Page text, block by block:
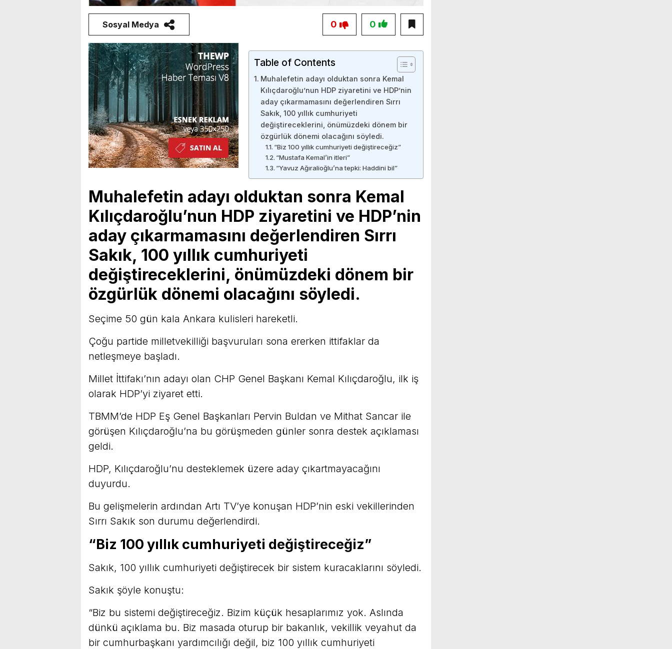
Sosyal Medya 0
0
Table of Contents
Muhalefetin adayı olduktan sonra Kemal
Kılıçdaroğlu’nun HDP ziyaretini ve HDP’nin
aday çıkarmamasını değerlendiren Sırrı
Sakık, 100 yıllık cumhuriyeti
değiştireceklerini, önümüzdeki dönem bir
özgürlük dönemi olacağını söyledi.
“Biz 100 yıllık cumhuriyeti değiştireceğiz”
“Mustafa Kemal’in itleri”
“Yavuz Ağıralioğlu’na tepki: Haddini bil”
Muhalefetin adayı olduktan sonra Kemal
Kılıçdaroğlu’nun HDP ziyaretini ve HDP’nin
aday çıkarmamasını değerlendiren Sırrı
Sakık, 100 yıllık cumhuriyeti
değiştireceklerini, önümüzdeki dönem bir
özgürlük dönemi olacağını söyledi.
Seçime 50 gün kala Ankara kulisleri hareketli.
Çoğu partide milletvekilliği başvuruları sona ererken ittifaklar da
netleşmeye başladı.
Millet İttifakı’nın adayı olan CHP Genel Başkanı Kemal Kılıçdaroğlu, ilk iş
olarak HDP’yi ziyaret etti.
TBMM’de HDP Eş Genel Başkanları Pervin Buldan ve Mithat Sancar ile
görüşen Kılıçdaroğlu’na bu görüşmeden günler sonra destek açıklaması
geldi.
HDP, Kılıçdaroğlu’nu desteklemek üzere aday çıkartmayacağını
duyurdu.
Bu gelişmelerin ardından Artı TV’ye konuşan HDP’nin eski vekillerinden
Sırrı Sakık son durumu değerlendirdi.
“Biz 100 yıllık cumhuriyeti değiştireceğiz”
Sakık, 100 yıllık cumhuriyeti değiştirecek bir sistem kuracaklarını söyledi.
Sakık şöyle konuştu:
“Biz bu sistemi değiştireceğiz. Bizim küçük hesaplarımız yok. Aslında
dünkü açıklama bu. Biz masada oturup bir bakanlık, vekillik veyahut da
bir cumhurbaşkanı yardımcılığı değil, biz 100 yıllık cumhuriyeti